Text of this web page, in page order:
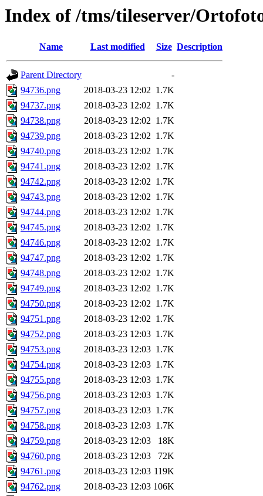
Index of /tms/tileserver/
Name Last modified Size Description
Parent Directory
-
94736.png
2018-03-23 12:02 1.7K
94737.png
2018-03-23 12:02 1.7K
94738.png
2018-03-23 12:02 1.7K
94739.png
2018-03-23 12:02 1.7K
94740.png
2018-03-23 12:02 1.7K
94741.png
2018-03-23 12:02 1.7K
94742.png
2018-03-23 12:02 1.7K
94743.png
2018-03-23 12:02 1.7K
94744.png
2018-03-23 12:02 1.7K
94745.png
2018-03-23 12:02 1.7K
94746.png
2018-03-23 12:02 1.7K
94747.png
2018-03-23 12:02 1.7K
94748.png
2018-03-23 12:02 1.7K
94749.png
2018-03-23 12:02 1.7K
94750.png
2018-03-23 12:02 1.7K
94751.png
2018-03-23 12:02 1.7K
94752.png
2018-03-23 12:03 1.7K
94753.png
2018-03-23 12:03 1.7K
94754.png
2018-03-23 12:03 1.7K
94755.png
2018-03-23 12:03 1.7K
94756.png
2018-03-23 12:03 1.7K
94757.png
2018-03-23 12:03 1.7K
94758.png
2018-03-23 12:03 1.7K
94759.png
2018-03-23 12:03
18K
94760.png
2018-03-23 12:03
72K
94761.png
2018-03-23 12:03 119K
94762.png
2018-03-23 12:03 106K